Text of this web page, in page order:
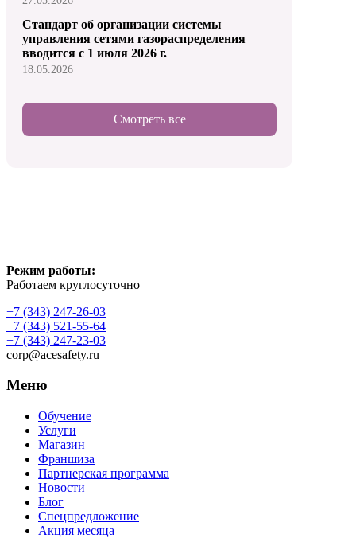
Стандарт об организации системы
управления сетями газораспределения
вводится с 1 июля 2026 г.
18.05.2026
Смотреть все
Режим работы:
Работаем круглосуточно
+7 (343) 247-26-03
+7 (343) 521-55-64
+7 (343) 247-23-03
corp@acesafety.ru
Меню
Обучение
Услуги
Магазин
Франшиза
Партнерская программа
Новости
Блог
Спецпредложение
Акция месяца